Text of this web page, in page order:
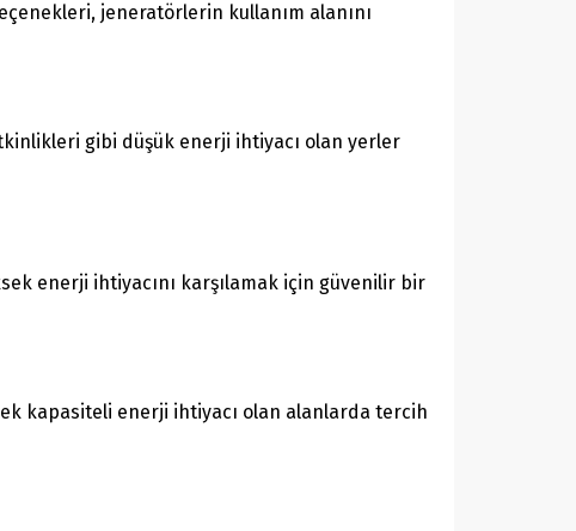
jeneratörlerin kullanım alanını
gibi düşük enerji ihtiyacı olan yerler
enerji ihtiyacını karşılamak için güvenilir bir
kapasiteli enerji ihtiyacı olan alanlarda tercih